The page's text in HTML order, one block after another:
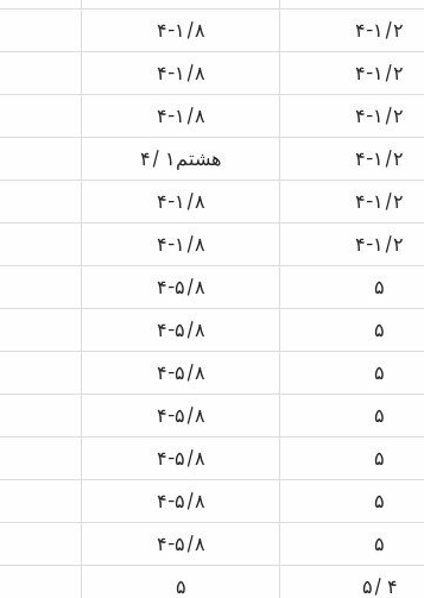
۴-۱/۸ ۴-۱/۲
۴-۱/۸ ۴-۱/۲
۴-۱/۸ ۴-۱/۲
۴/ ۱هشتم ۴-۱/۲
۴-۱/۸ ۴-۱/۲
۴-۱/۸ ۴-۱/۲
۴-۵/۸ ۵
۴-۵/۸ ۵
۴-۵/۸ ۵
۴-۵/۸ ۵
۴-۵/۸ ۵
۴-۵/۸ ۵
۴-۵/۸ ۵
۵ ۵/ ۴